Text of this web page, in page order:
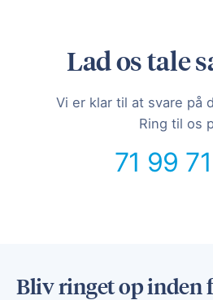
Lad os tale
Vi er klar til at svare på
Ring til os
71 99
Bliv ringet op inden